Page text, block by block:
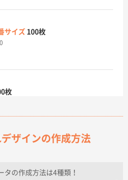
サイズ 100枚
枚
能で価格が妥当なこと
ブルポケット
ザインの作成方法
タの作成方法は4種類！